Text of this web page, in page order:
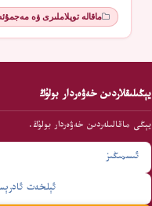
ماقالە توپلاملىرى ۋە
يېڭىلىقلاردىن خەۋەردار بولۇڭ
يېڭى ماقالىلەردىن خەۋەردار بولۇڭ.